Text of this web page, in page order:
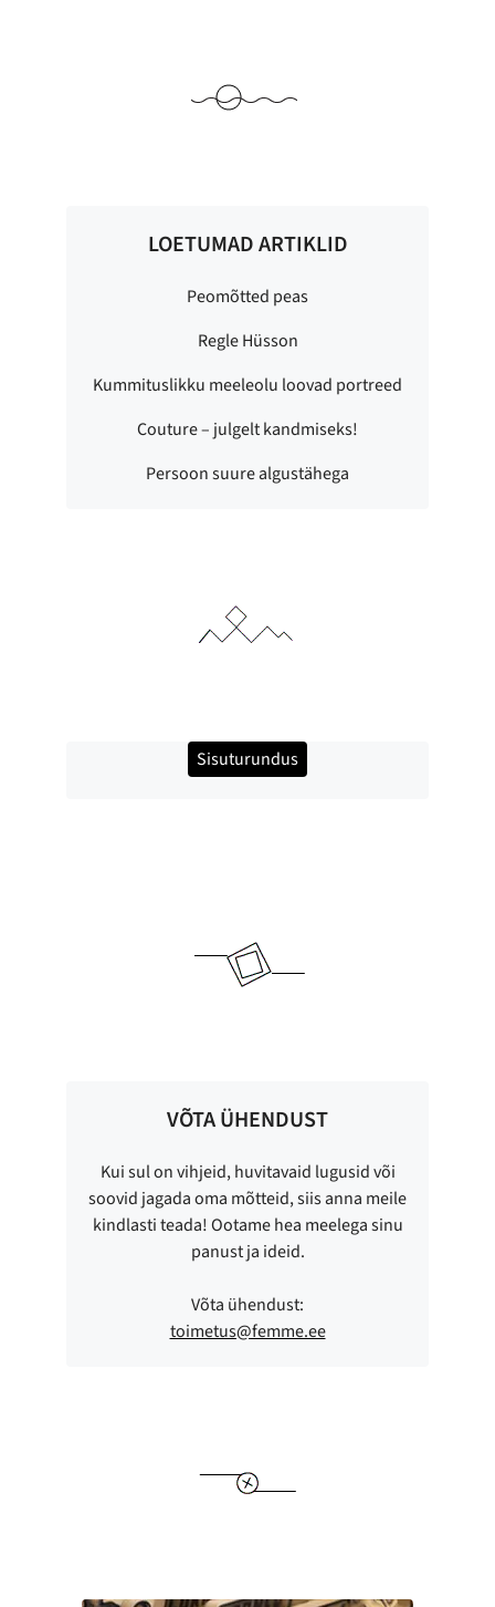
LOETUMAD ARTIKLID
Peomõtted peas
Regle Hüsson
Kummituslikku meeleolu loovad portreed
Couture – julgelt kandmiseks!
Persoon suure algustähega
Sisuturundus
VÕTA ÜHENDUST
Kui sul on vihjeid, huvitavaid lugusid või
soovid jagada oma mõtteid, siis anna meile
kindlasti teada! Ootame hea meelega sinu
panust ja ideid.
Võta ühendust:
toimetus@femme.ee